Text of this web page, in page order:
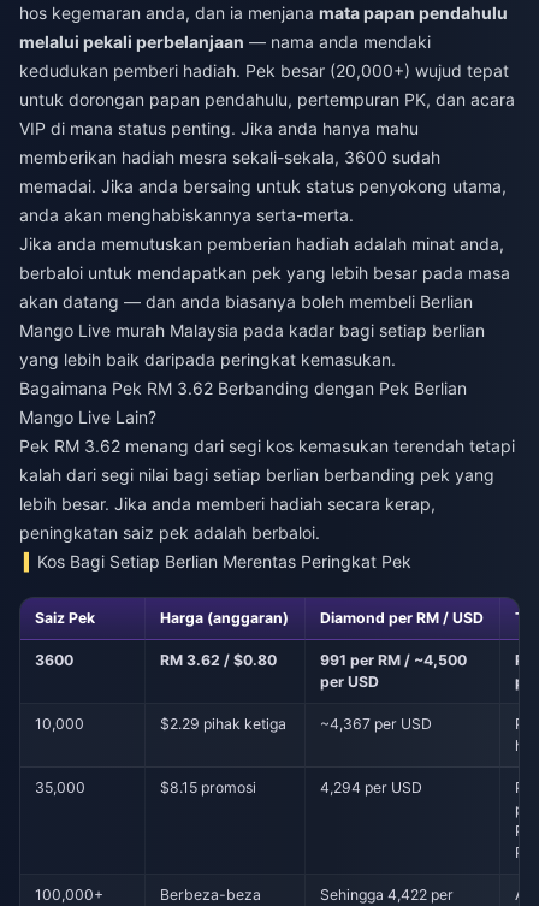
hos kegemaran anda, dan ia menjana mata papan pendahulu
melalui pekali perbelanjaan — nama anda mendaki
kedudukan pemberi hadiah. Pek besar (20,000+) wujud tepat
untuk dorongan papan pendahulu, pertempuran PK, dan acara
VIP di mana status penting. Jika anda hanya mahu
memberikan hadiah mesra sekali-sekala, 3600 sudah
memadai. Jika anda bersaing untuk status penyokong utama,
anda akan menghabiskannya serta-merta.
Jika anda memutuskan pemberian hadiah adalah minat anda,
berbaloi untuk mendapatkan pek yang lebih besar pada masa
akan datang — dan anda biasanya boleh membeli Berlian
Mango Live murah Malaysia pada kadar bagi setiap berlian
yang lebih baik daripada peringkat kemasukan.
Bagaimana Pek RM 3.62 Berbanding dengan Pek Berlian
Mango Live Lain?
Pek RM 3.62 menang dari segi kos kemasukan terendah tetapi
kalah dari segi nilai bagi setiap berlian berbanding pek yang
lebih besar. Jika anda memberi hadiah secara kerap,
peningkatan saiz pek adalah berbaloi.
Kos Bagi Setiap Berlian Merentas Peringkat Pek
Saiz Pek Harga (anggaran) Diamond per RM / USD
3600 RM 3.62 / $0.80
991 per RM / ~4,500
per USD
10,000 $2.29 pihak ketiga ~4,367 per USD
35,000 $8.15 promosi 4,294 per USD
PK
100,000+ Berbeza-beza
Sehingga 4,422 per